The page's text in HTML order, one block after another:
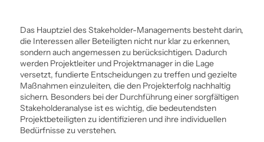
Das Hauptziel des Stakeholder-Managements besteht darin,
die Interessen aller Beteiligten nicht nur klar zu erkennen,
sondern auch angemessen zu berücksichtigen. Dadurch
werden Projektleiter und Projektmanager in die Lage
versetzt, fundierte Entscheidungen zu treffen und gezielte
Maßnahmen einzuleiten, die den Projekterfolg nachhaltig
sichern. Besonders bei der Durch­führung einer sorgfältigen
Stakeholderanalyse ist es wichtig, die bedeutendsten
Projektbeteiligten zu identifizieren und ihre individuellen
Bedürfnisse zu verstehen.